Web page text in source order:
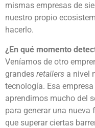
mismas empresas de
nuestro propio
hacerlo.
¿En qué momento
Veníamos de otro
grandes retailers a nivel
tecnología. Esa
aprendimos mucho del
para generar una nueva
que superar ciertas